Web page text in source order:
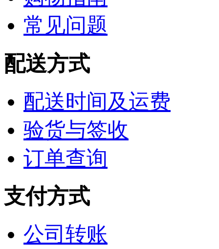
常见问题
配送方式
配送时间及运费
验货与签收
订单查询
支付方式
公司转账